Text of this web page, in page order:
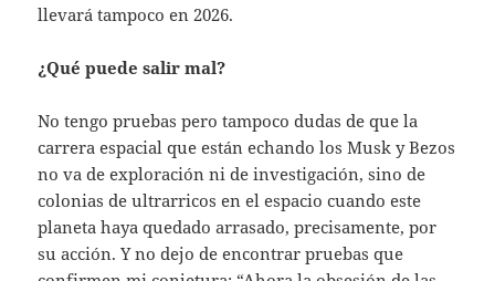
llevará tampoco en 2026.
¿Qué puede salir mal?
No tengo pruebas pero tampoco dudas de que la
carrera espacial que están echando los Musk y Bezos
no va de exploración ni de investigación, sino de
colonias de ultrarricos en el espacio cuando este
planeta haya quedado arrasado, precisamente, por
su acción. Y no dejo de encontrar pruebas que